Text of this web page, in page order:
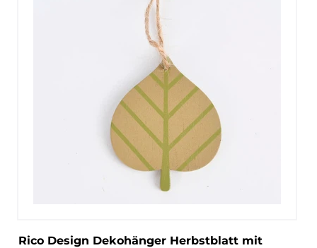
Rico Design Dekohänger Herbstblatt mit